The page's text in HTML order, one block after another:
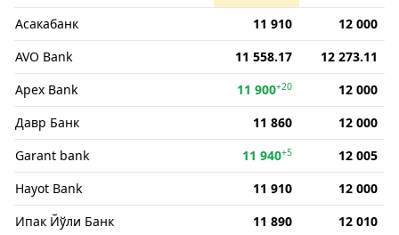
Асакабанк
11 910
12 000
AVO Bank
11 558.17
12 273.11
Apex Bank
11 900+20
12 000
Давр Банк
11 860
12 000
Garant bank
11 940+5
12 005
Hayot Bank
11 910
12 000
Ипак Йўли Банк
11 890
12 010